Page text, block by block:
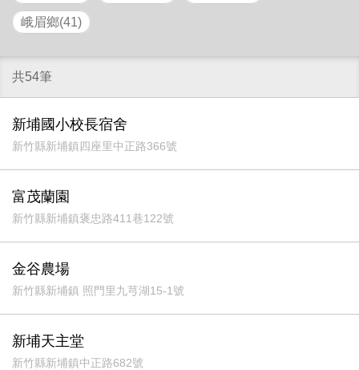
峨眉鄉(41)
共54筆
新埔國小校長宿舍
新竹縣新埔鎮四座里中正路366號
富茂蘭園
新竹縣新埔鎮褒忠路411巷122號
金谷農場
新竹縣新埔鎮 照門里九芎湖15-1號
新埔天主堂
新竹縣新埔鎮中正路682號